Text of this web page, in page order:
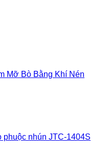
Mỡ Bò Bằng Khí Nén
phuộc nhún JTC-1404S